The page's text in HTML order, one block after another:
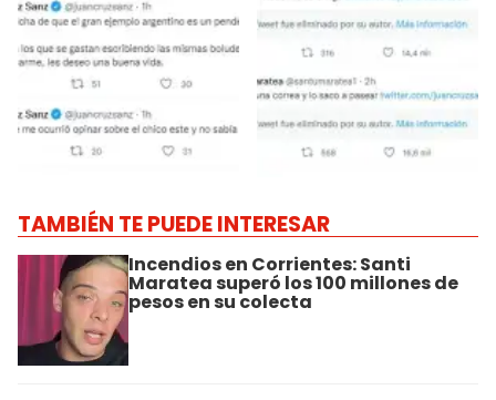
TAMBIÉN TE PUEDE INTERESAR
Incendios en Corrientes: Santi
Maratea superó los 100 millones de
pesos en su colecta